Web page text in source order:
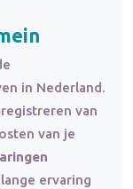
in Nederland.
van
van je
ervaring